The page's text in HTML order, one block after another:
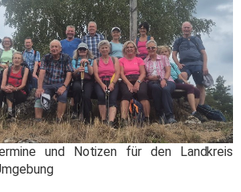
und Notizen für den Landkreis